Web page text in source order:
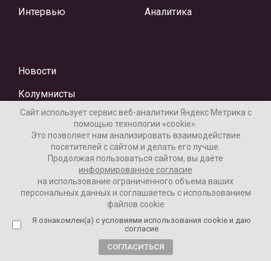
Интервью
Аналитика
Новости
Колумнисты
Материалы предоставлены редакцией Интернет-газеты
Нашли ошибку? Выделите ее и нажмите Ctrl+Enter
Сайт использует сервис веб-аналитики Яндекс Метрика с
помощью технологии «cookie».
Это позволяет нам анализировать взаимодействие
посетителей с сайтом и делать его лучше.
Продолжая пользоваться сайтом, вы даёте
информированное согласие
на использование ограниченного объема ваших
персональных данных и соглашаетесь с использованием
файлов cookie
Я ознакомлен(а) с условиями использования cookie и даю
согласие
СОГЛАСИТЬСЯ